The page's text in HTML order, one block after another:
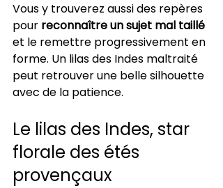
Vous y trouverez aussi des repères
pour reconnaître un sujet mal taillé
et le remettre progressivement en
forme. Un lilas des Indes maltraité
peut retrouver une belle silhouette
avec de la patience.
Le lilas des Indes, star
florale des étés
provençaux